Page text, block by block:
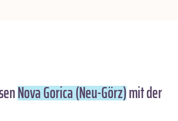
Nova Gorica (Neu-Görz)mit der